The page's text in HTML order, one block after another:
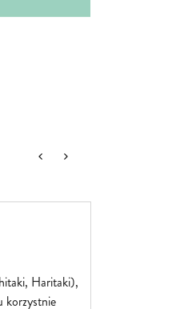
Haritaki),
korzystnie